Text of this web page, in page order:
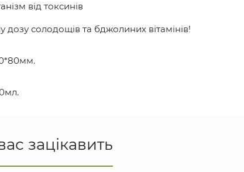
від токсинів
дозу солодощів та бджолиних вітамінів!
зацікавить